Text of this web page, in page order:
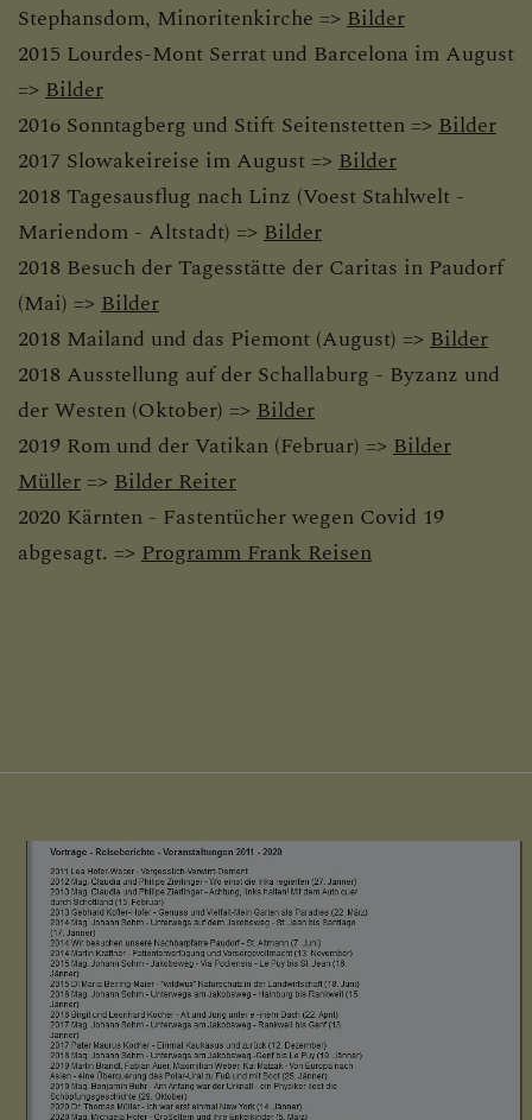
Stephansdom, Minoritenkirche => Bilder
2015 Lourdes-Mont Serrat und Barcelona im August
=> Bilder
2016 Sonntagberg und Stift Seitenstetten => Bilder
2017 Slowakeireise im August => Bilder
2018 Tagesausflug nach Linz (Voest Stahlwelt -
Mariendom - Altstadt) => Bilder
2018 Besuch der Tagesstätte der Caritas in Paudorf
(Mai) => Bilder
2018 Mailand und das Piemont (August) => Bilder
2018 Ausstellung auf der Schallaburg - Byzanz und
der Westen (Oktober) => Bilder
2019 Rom und der Vatikan (Februar) => Bilder
Müller => Bilder Reiter
2020 Kärnten - Fastentücher wegen Covid 19
abgesagt. => Programm Frank Reisen